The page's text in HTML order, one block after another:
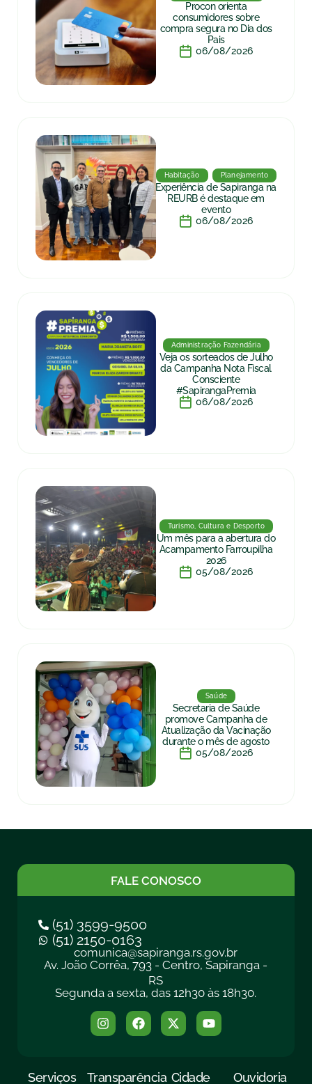
Procon orienta
consumidores sobre
compra segura no Dia dos
Pais
06/08/2026
Habitação Planejamento
Experiência de Sapiranga na
REURB é destaque em
evento
06/08/2026
Administração Fazendária
Veja os sorteados de Julho
da Campanha Nota Fiscal
Consciente
#SapirangaPremia
06/08/2026
Turismo, Cultura e Desporto
Um mês para a abertura do
Acampamento Farroupilha
2026
05/08/2026
Saúde
Secretaria de Saúde
promove Campanha de
Atualização da Vacinação
durante o mês de agosto
05/08/2026
FALE CONOSCO
(51) 3599-9500
(51) 2150-0163
comunica@sapiranga.rs.gov.br
Av. João Corrêa, 793 - Centro, Sapiranga -
RS
Segunda a sexta, das 12h30 às 18h30.
Serviços Transparência Cidade Ouvidoria